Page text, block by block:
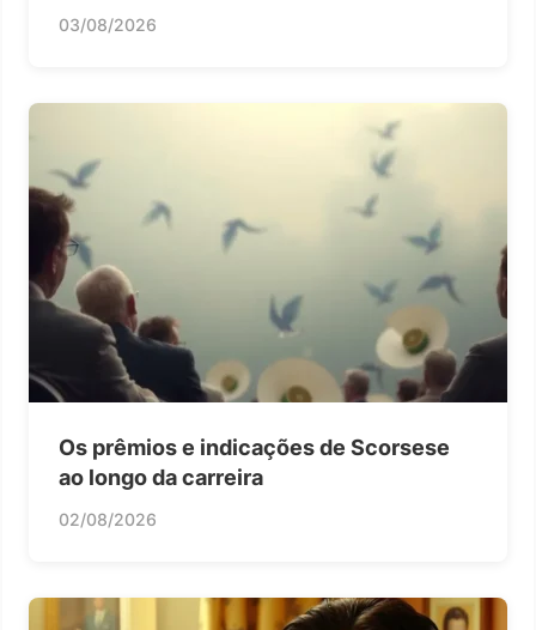
03/08/2026
Os prêmios e indicações de Scorsese
ao longo da carreira
02/08/2026